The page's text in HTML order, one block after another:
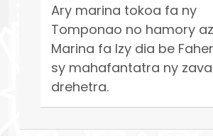
Ary marina tokoa fa ny
Tomponao no hamory
Marina fa Izy dia be
sy mahafantatra ny
drehetra.